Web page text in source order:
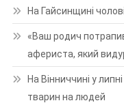
На Гайсинщині
«Ваш родич
афериста, який
На Вінниччині у
тварин на людей